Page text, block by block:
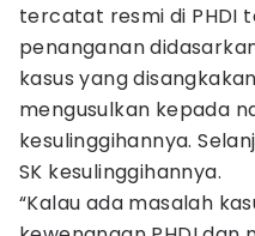
tercatat resmi di PHDI
penanganan
kasus yang
mengusulkan kepada
kesulinggihannya.
SK kesulinggihannya.
“Kalau ada masalah